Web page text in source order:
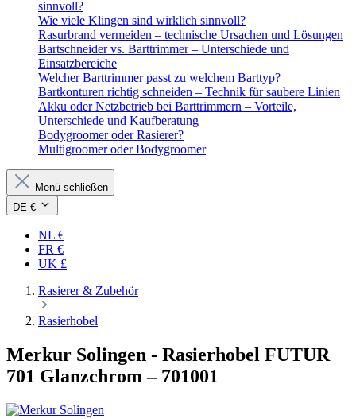
sinnvoll?
Wie viele Klingen sind wirklich sinnvoll?
Rasurbrand vermeiden – technische Ursachen und Lösungen
Bartschneider vs. Barttrimmer – Unterschiede und
Einsatzbereiche
Welcher Barttrimmer passt zu welchem Barttyp?
Bartkonturen richtig schneiden – Technik für saubere Linien
Akku oder Netzbetrieb bei Barttrimmern – Vorteile,
Unterschiede und Kaufberatung
Bodygroomer oder Rasierer?
Multigroomer oder Bodygroomer
Menü schließen
DE €
NL €
FR €
UK £
Rasierer & Zubehör
Rasierhobel
Merkur Solingen - Rasierhobel FUTUR
701 Glanzchrom – 701001